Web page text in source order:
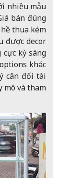
nhiều mẫu
bán đúng
thua kém
được decor
kỳ sáng
khác
cân đối tài
mô và tham